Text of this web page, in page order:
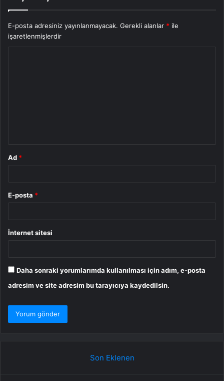
E-posta adresiniz yayınlanmayacak. Gerekli alanlar * ile
işaretlenmişlerdir
Ad *
E-posta *
İnternet sitesi
Daha sonraki yorumlarımda kullanılması için adım, e-posta
adresim ve site adresim bu tarayıcıya kaydedilsin.
Son Eklenen